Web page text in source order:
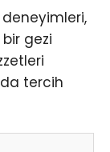
gezi
tercih